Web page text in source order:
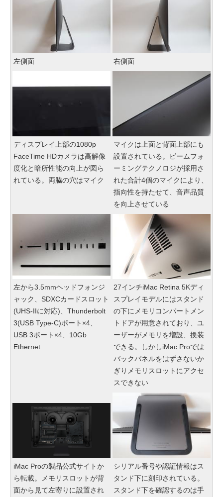
左側面 右側面
ディスプレイ上部の1080p
FaceTime HDカメラは高解像
度化と暗所性能の向上が図ら
れている。両脇の穴はマイク
マイクは上面と背面上部にも
設置されている。ビームフォ
ーミングテクノロジが採用さ
れた合計4個のマイクにより、
指向性を持たせて、音声品質
を向上させている
左から3.5mmヘッドフォンジ
ャック、SDXCカードスロット
(UHS-IIに対応)、Thunderbolt
3(USB Type-C)ポート×4、
USB 3ポート×4、10Gb
Ethernet
27インチiMac Retina 5Kディ
スプレイモデルにはスタンド
の下にメモリコンパートメン
トドアが用意されており、ユ
ーザーがメモリを増設、換装
できる。しかしiMac Proでは
バックパネルをはずさないか
ぎりメモリスロットにアクセ
スできない
iMac Proの製品公式サイトか
ら転載。メモリスロットが背
面から見て左寄りに設置され
シリアル番号や認証情報はス
タンド下に刻印されている。
スタンド下を確認するのは手